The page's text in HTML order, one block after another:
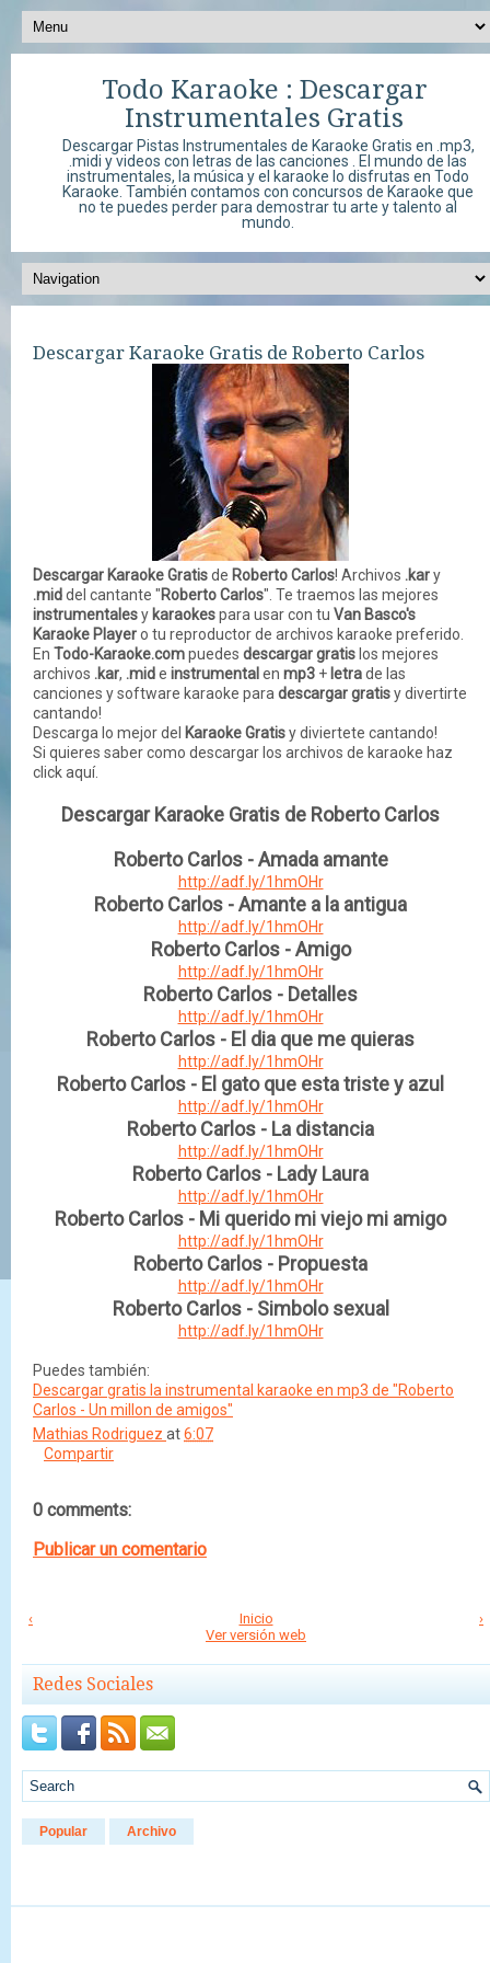
Todo Karaoke : Descargar
Instrumentales Gratis
Descargar Pistas Instrumentales de Karaoke Gratis en .mp3,
.midi y videos con letras de las canciones . El mundo de las
instrumentales, la música y el karaoke lo disfrutas en Todo
Karaoke. También contamos con concursos de Karaoke que
no te puedes perder para demostrar tu arte y talento al
mundo.
Descargar Karaoke Gratis de Roberto Carlos
Descargar Karaoke Gratisde Roberto Carlos! Archivos .kary
.middel cantante "Roberto Carlos". Te traemos las mejores
instrumentalesy karaokespara usar con tu Van Basco's
Karaoke Playero tu reproductor de archivos karaoke preferido.
En Todo-Karaoke.compuedes descargar gratis los mejores
archivos .kar, .mide instrumental en mp3 + letrade las
canciones ysoftware karaoke para descargar gratisy divertirte
cantando!
Descarga lo mejor del Karaoke Gratisy diviertete cantando!
Si quieres saber como descargar los archivos de karaoke haz
click aquí.
Descargar Karaoke Gratis de Roberto Carlos
Roberto Carlos - Amada amante
http://adf.ly/1hmOHr
Roberto Carlos - Amante a la antigua
http://adf.ly/1hmOHr
Roberto Carlos - Amigo
http://adf.ly/1hmOHr
Roberto Carlos - Detalles
http://adf.ly/1hmOHr
Roberto Carlos - El dia que me quieras
http://adf.ly/1hmOHr
Roberto Carlos - El gato que esta triste y azul
http://adf.ly/1hmOHr
Roberto Carlos - La distancia
http://adf.ly/1hmOHr
Roberto Carlos - Lady Laura
http://adf.ly/1hmOHr
Roberto Carlos - Mi querido mi viejo mi amigo
http://adf.ly/1hmOHr
Roberto Carlos - Propuesta
http://adf.ly/1hmOHr
Roberto Carlos - Simbolo sexual
http://adf.ly/1hmOHr
Puedes también:
Descargar gratis la instrumental karaoke en mp3 de "Roberto
Carlos - Un millon de amigos"
Mathias Rodriguez at6:07
Compartir
0 comments:
Publicar un comentario
‹ ›
Inicio
Ver versión web
Redes Sociales
Popular Archivo